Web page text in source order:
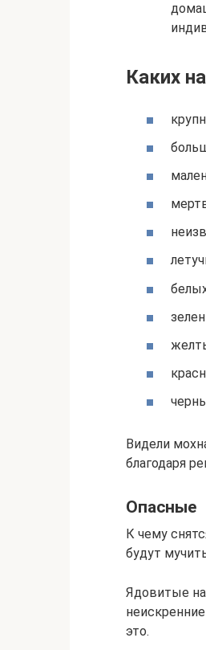
Каких
Видели
благодаря
Опасные
К чему
будут
Ядовитые
это.